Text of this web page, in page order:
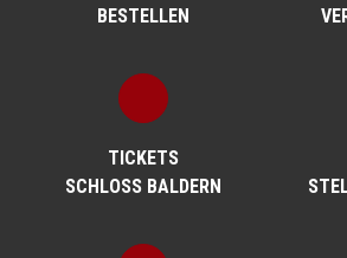
BESTELLEN
TICKETS
SCHLOSS BALDERN